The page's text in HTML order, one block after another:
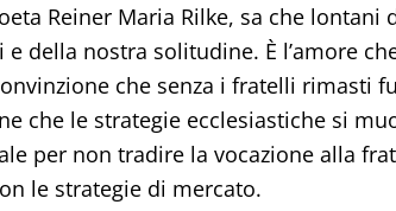
Reiner Maria Rilke, sa che lontani
della nostra solitudine. È l’amore
che senza i fratelli rimasti
che le strategie ecclesiastiche si
per non tradire la vocazione alla
le strategie di mercato.